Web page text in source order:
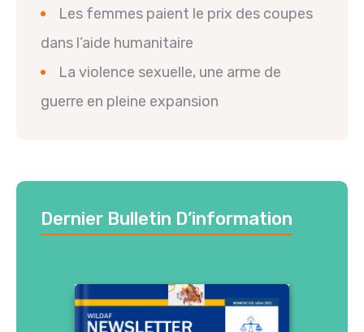
Les femmes paient le prix des coupes
dans l’aide humanitaire
La violence sexuelle, une arme de
guerre en pleine expansion
Dernier Bulletin D’information